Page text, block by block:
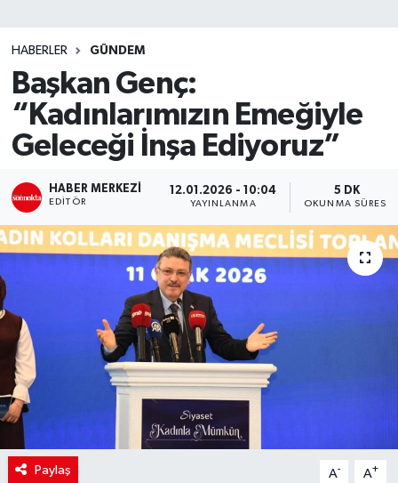
HABERLER GÜNDEM
Başkan Genç:
“Kadınlarımızın Emeğiyle
Geleceği İnşa Ediyoruz”
HABER MERKEZI
EDITÖR
12.01.2026 - 10:04
YAYINLANMA
5 DK
OKUNMA SÜRESI
Paylaş A- A+
Teknoloji
TRABZON